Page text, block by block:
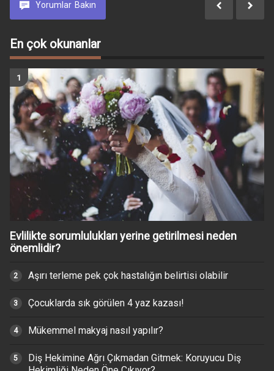
Yorumlar Bakın
En çok okunanlar
Evlilikte sorumlulukları yerine getirilmesi neden
önemlidir?
Aşırı terleme pek çok hastalığın belirtisi olabilir
Çocuklarda sık görülen 4 yaz kazası!
Mükemmel makyaj nasıl yapılır?
Diş Hekimine Ağrı Çıkmadan Gitmek: Koruyucu Diş